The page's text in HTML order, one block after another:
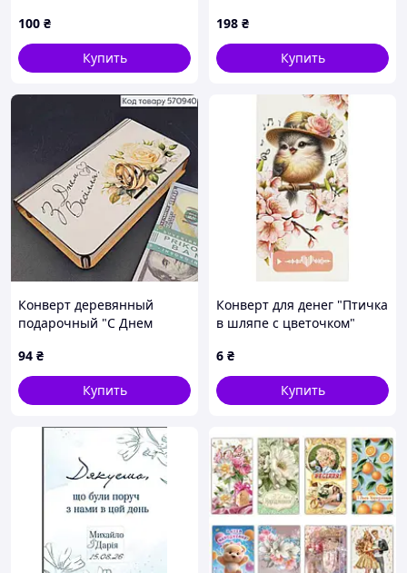
100 ₴
Купить
198 ₴
Купить
Конверт деревянный
подарочный "С Днем
ручная работа, Украина.
94 ₴
Купить
Конверт для денег "Птичка
в шляпе с цветочком"
6 ₴
Купить